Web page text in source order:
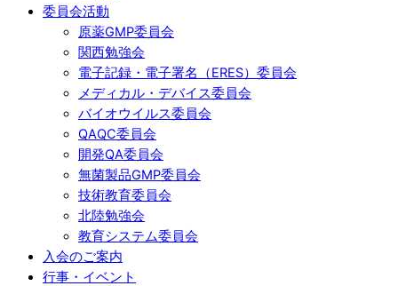
委員会活動
原薬GMP委員会
関西勉強会
電子記録・電子署名（ERES）委員会
メディカル・デバイス委員会
バイオウイルス委員会
QAQC委員会
開発QA委員会
無菌製品GMP委員会
技術教育委員会
北陸勉強会
教育システム委員会
入会のご案内
行事・イベント